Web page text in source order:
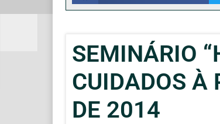
SEMINÁRIO
CUIDADOS À
DE 2014